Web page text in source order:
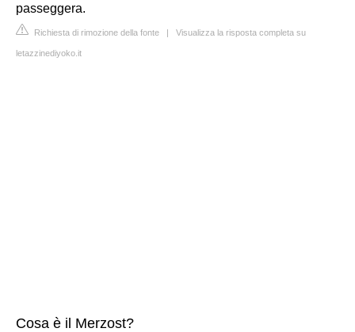
passeggera.
Richiesta di rimozione della fonte | Visualizza la risposta completa su
letazzinediyoko.it
Cosa è il Merzost?